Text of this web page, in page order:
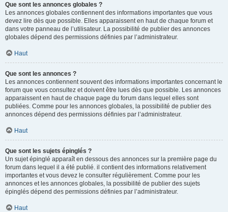
Que sont les annonces globales ?
Les annonces globales contiennent des informations importantes que vous
devez lire dès que possible. Elles apparaissent en haut de chaque forum et
dans votre panneau de l’utilisateur. La possibilité de publier des annonces
globales dépend des permissions définies par l’administrateur.
Haut
Que sont les annonces ?
Les annonces contiennent souvent des informations importantes concernant le
forum que vous consultez et doivent être lues dès que possible. Les annonces
apparaissent en haut de chaque page du forum dans lequel elles sont
publiées. Comme pour les annonces globales, la possibilité de publier des
annonces dépend des permissions définies par l’administrateur.
Haut
Que sont les sujets épinglés ?
Un sujet épinglé apparaît en dessous des annonces sur la première page du
forum dans lequel il a été publié. il contient des informations relativement
importantes et vous devez le consulter régulièrement. Comme pour les
annonces et les annonces globales, la possibilité de publier des sujets
épinglés dépend des permissions définies par l’administrateur.
Haut